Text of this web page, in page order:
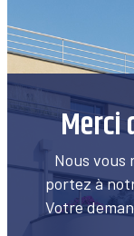
Merci
Nous vous
portez à
Votre